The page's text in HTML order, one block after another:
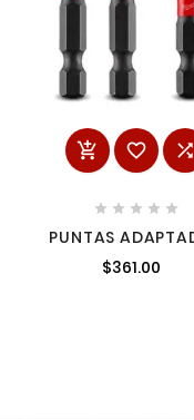
  
    
PUNTAS
HEXAGONALES
DADOS 3 PIEZAS
$361.00